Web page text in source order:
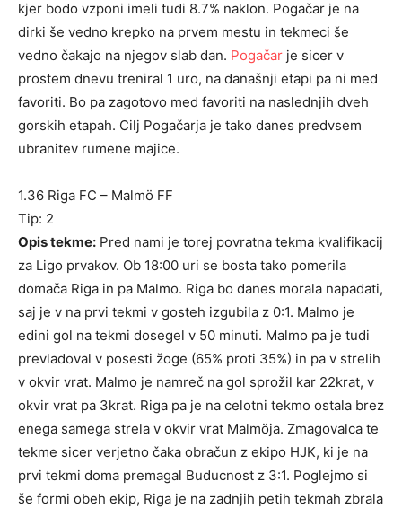
kjer bodo vzponi imeli tudi 8.7% naklon. Pogačar je na
dirki še vedno krepko na prvem mestu in tekmeci še
vedno čakajo na njegov slab dan. Pogačar je sicer v
prostem dnevu treniral 1 uro, na današnji etapi pa ni med
favoriti. Bo pa zagotovo med favoriti na naslednjih dveh
gorskih etapah. Cilj Pogačarja je tako danes predvsem
ubranitev rumene majice.
1.36 Riga FC – Malmö FF
Tip: 2
Opis tekme: Pred nami je torej povratna tekma kvalifikacij
za Ligo prvakov. Ob 18:00 uri se bosta tako pomerila
domača Riga in pa Malmo. Riga bo danes morala napadati,
saj je v na prvi tekmi v gosteh izgubila z 0:1. Malmo je
edini gol na tekmi dosegel v 50 minuti. Malmo pa je tudi
prevladoval v posesti žoge (65% proti 35%) in pa v strelih
v okvir vrat. Malmo je namreč na gol sprožil kar 22krat, v
okvir vrat pa 3krat. Riga pa je na celotni tekmo ostala brez
enega samega strela v okvir vrat Malmöja. Zmagovalca te
tekme sicer verjetno čaka obračun z ekipo HJK, ki je na
prvi tekmi doma premagal Buducnost z 3:1. Poglejmo si
še formi obeh ekip, Riga je na zadnjih petih tekmah zbrala